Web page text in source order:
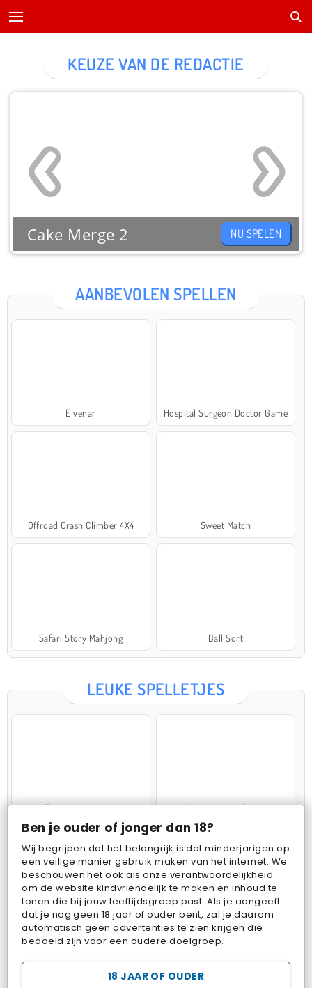
Ben je ouder of jonger dan 18?
Wij begrijpen dat het belangrijk is dat minderjarigen op
een veilige manier gebruik maken van het internet. We
beschouwen het ook als onze verantwoordelijkheid
om de website kindvriendelijk te maken en inhoud te
tonen die bij jouw leeftijdsgroep past. Als je aangeeft
dat je nog geen 18 jaar of ouder bent, zal je daarom
automatisch geen advertenties te zien krijgen die
bedoeld zijn voor een oudere doelgroep.
18 JAAR OF OUDER
AANBEVOLEN SPELLEN
Elvenar Hospital Surgeon Doctor Game
Offroad Crash Climber 4X4 Sweet Match
Safari Story Mahjong Ball Sort
KEUZE VAN DE REDACTIE
Cake Merge 2 NU SPELEN
LEUKE SPELLETJES
Farm Merge Valley VegaMix 2: Wild West
Pop Fruit Bubbits